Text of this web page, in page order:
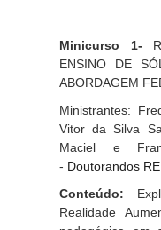
Minicurso 1-
ENSINO DE
ABORDAGEM
Ministrantes:
Vitor da Silva
Maciel e
- Doutorandos
Conteúdo:
Realidade